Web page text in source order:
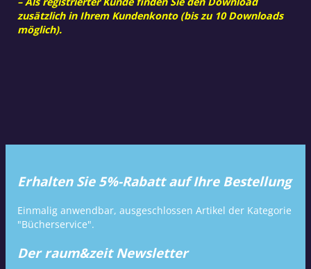
zusätzlich in Ihrem Kundenkonto (bis zu 10 Downloads
möglich).
Erhalten Sie 5%-Rabatt auf Ihre Bestellung
Einmalig anwendbar, ausgeschlossen Artikel der Kategorie
"Bücherservice".
Der raum&zeit Newsletter